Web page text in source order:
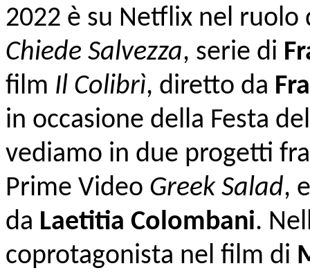
2022 è su Netflix nel
Chiede Salvezza, serie di
film Il Colibrì, diretto da
in occasione della Festa
vediamo in due progetti
Prime Video Greek Salad,
da Laetitia Colombani.
coprotagonista nel film di